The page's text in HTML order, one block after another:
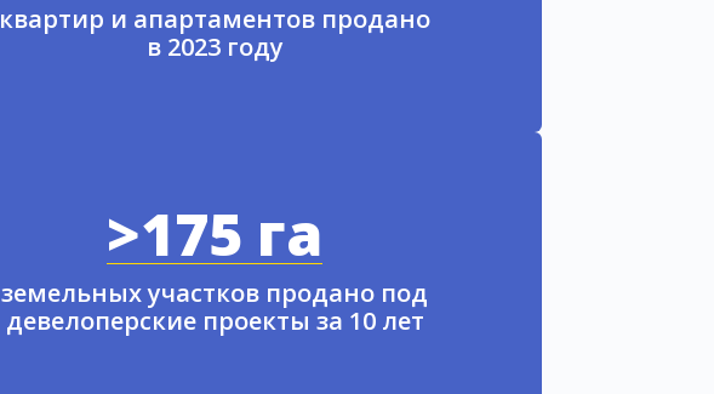
квартир и апартаментов продано
в 2023 году
>175 га
земельных участков продано под
девелоперские проекты за 10 лет